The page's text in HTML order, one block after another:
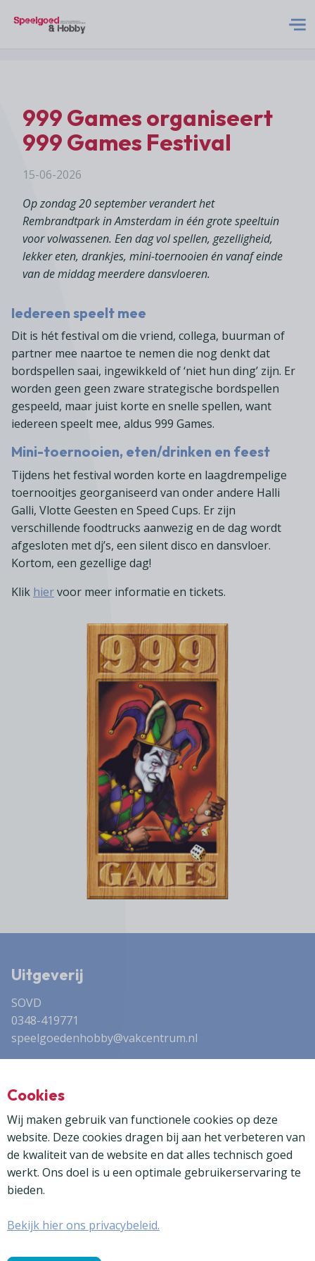
Nieuws
Abonneren
Adverteren
Acties
Contact
999 Games organiseert
999 Games Festival
15-06-2026
Op zondag 20 september verandert het
Rembrandtpark in Amsterdam in één grote speeltuin
voor volwassenen. Een dag vol spellen, gezelligheid,
lekker eten, drankjes, mini-toernooien én vanaf einde
van de middag meerdere dansvloeren.
Iedereen speelt mee
Dit is hét festival om die vriend, collega, buurman of
partner mee naartoe te nemen die nog denkt dat
bordspellen saai, ingewikkeld of ‘niet hun ding’ zijn. Er
worden geen geen zware strategische bordspellen
gespeeld, maar juist korte en snelle spellen, want
iedereen speelt mee, aldus 999 Games.
Mini-toernooien, eten/drinken en feest
Tijdens het festival worden korte en laagdrempelige
toernooitjes georganiseerd van onder andere Halli
Galli, Vlotte Geesten en Speed Cups. Er zijn
verschillende foodtrucks aanwezig en de dag wordt
afgesloten met dj’s, een silent disco en dansvloer.
Kortom, een gezellige dag!
Klik hiervoor meer informatie en tickets.
Uitgeverij
SOVD
0348-419771
speelgoedenhobby@vakcentrum.nl
Dock35 Media
0314 - 355 830
frank@dock35media.nl
© 2024 - 2026 | Stichting Ontwikkeling en Voorlichting
Detailhandel
Cookies
Wij maken gebruik van functionele cookies op deze
website. Deze cookies dragen bij aan het verbeteren van
de kwaliteit van de website en dat alles technisch goed
werkt. Ons doel is u een optimale gebruikerservaring te
bieden.
Bekijk hier ons privacybeleid.